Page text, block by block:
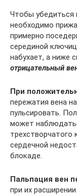
Чтобы убедиться
необходимо
примерно
серединой
набухает, а ниже
отрицательный
При
пережатия вена
пульсировать.
может
трехстворчатого
сердечной
блокаде.
Пальпация вен
при их